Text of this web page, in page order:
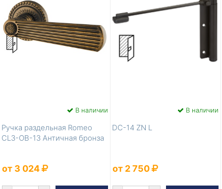
В наличии
Ручка раздельная Romeo
CL3-OB-13 Античная бронза
от 3 024
В наличии
DC-14 ZN L
от 2 750